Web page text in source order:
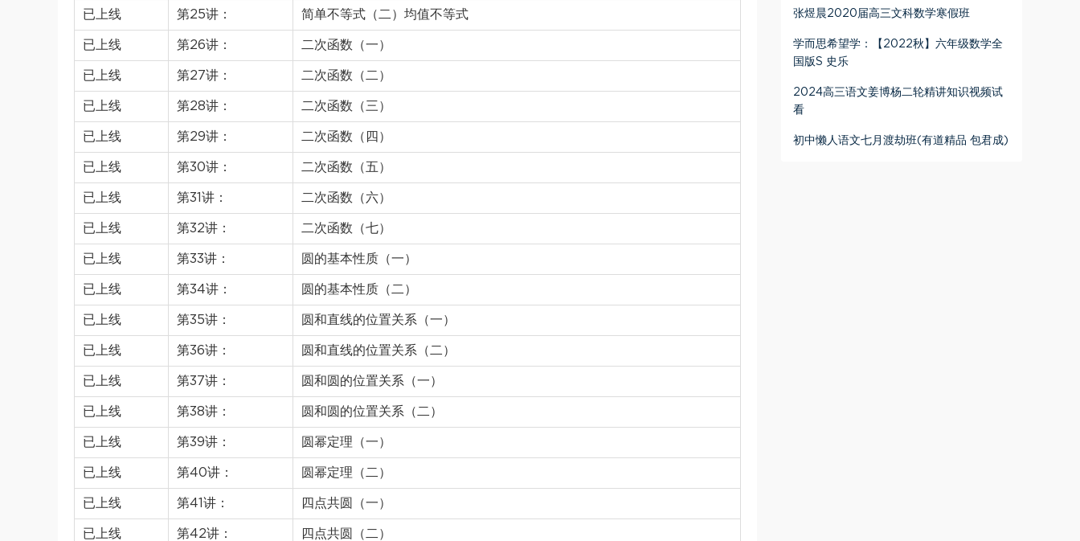
已上线 第25讲： 简单不等式（二）均值不等式
已上线 第26讲： 二次函数（一）
已上线 第27讲： 二次函数（二）
已上线 第28讲： 二次函数（三）
已上线 第29讲： 二次函数（四）
已上线 第30讲： 二次函数（五）
已上线 第31讲： 二次函数（六）
已上线 第32讲： 二次函数（七）
已上线 第33讲： 圆的基本性质（一）
已上线 第34讲： 圆的基本性质（二）
已上线 第35讲： 圆和直线的位置关系（一）
已上线 第36讲： 圆和直线的位置关系（二）
已上线 第37讲： 圆和圆的位置关系（一）
已上线 第38讲： 圆和圆的位置关系（二）
已上线 第39讲： 圆幂定理（一）
已上线 第40讲： 圆幂定理（二）
已上线 第41讲： 四点共圆（一）
已上线 第42讲： 四点共圆（二）
张煜晨2020届高三文科数学寒假班
学而思希望学：【2022秋】六年级数学全
国版S 史乐
2024高三语文姜博杨二轮精讲知识视频试
看
初中懒人语文七月渡劫班(有道精品 包君成)